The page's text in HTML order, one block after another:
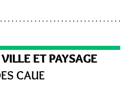
ET PAYSAGE
CAUE